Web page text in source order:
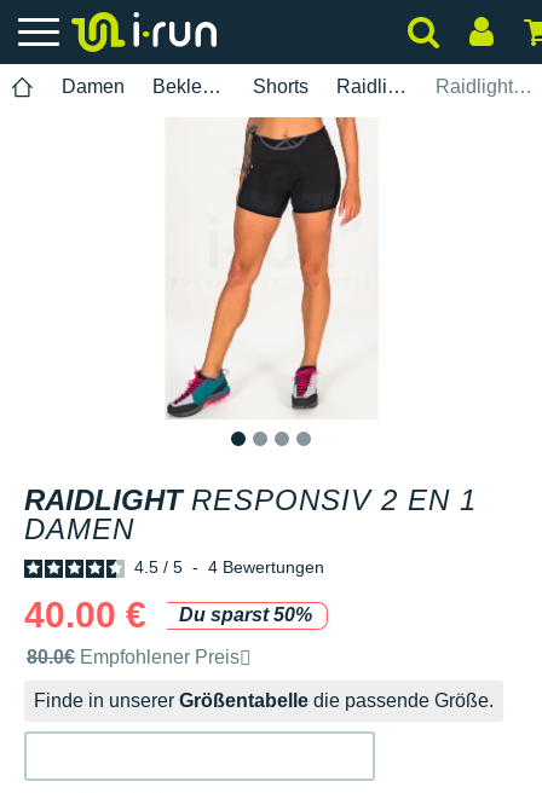
Damen Bekleidung Shorts Raidlight Raidlight Responsiv 2 en 1 Damen
RAIDLIGHT RESPONSIV 2 EN 1
DAMEN
4.5 / 5 - 4 Bewertungen
40.00 €
Du sparst 50%
Unverbindliche Preisempfehlung der Marke
80.0€ Empfohlener Preis
Finde in unserer Größentabelle die passende Größe.